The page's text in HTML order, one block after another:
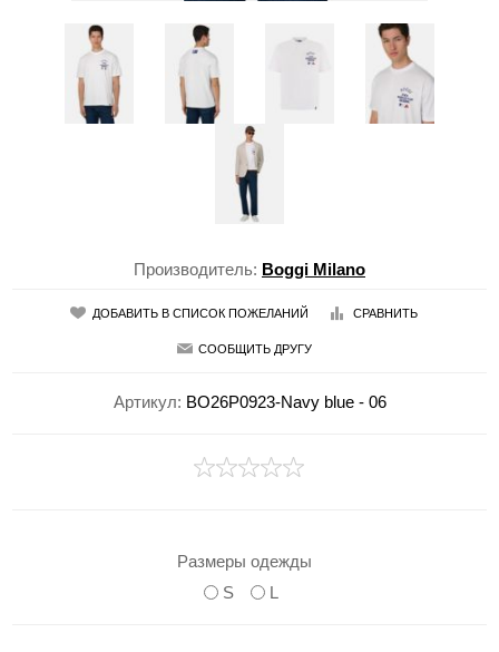
Производитель: Boggi Milano
ДОБАВИТЬ В СПИСОК ПОЖЕЛАНИЙ СРАВНИТЬ
СООБЩИТЬ ДРУГУ
Артикул: BO26P0923-Navy blue - 06
Размеры одежды
S
L